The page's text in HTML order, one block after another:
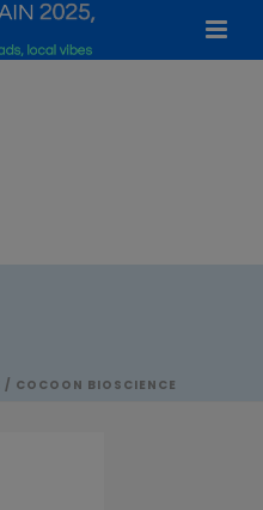
/ COCOON BIOSCIENCE